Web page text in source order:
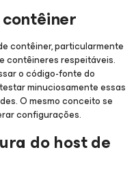
contêiner, particularmente
contêineres respeitáveis.
o código-fonte do
minuciosamente essas
O mesmo conceito se
configurações.
do host de